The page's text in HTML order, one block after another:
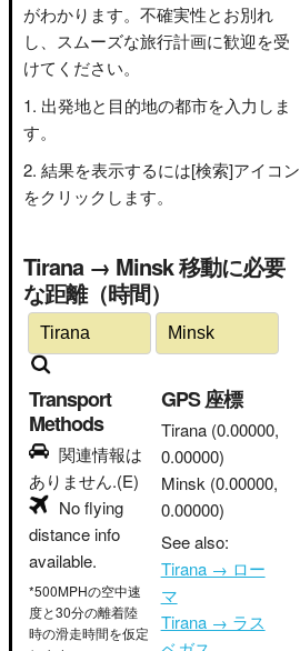
がわかります。不確実性とお別れ
し、スムーズな旅行計画に歓迎を受
けてください。
出発地と目的地の都市を入力しま
す。
結果を表示するには[検索]アイコン
をクリックします。
Tirana → Minsk 移動に必要
な距離（時間）
Transport
Methods
関連情報は
ありません.(E)
No flying
distance info
available.
*500MPHの空中速
度と30分の離着陸
時の滑走時間を仮定
GPS 座標
Tirana (0.00000,
0.00000)
Minsk (0.00000,
0.00000)
See also:
Tirana → ロー
マ
Tirana → ラス